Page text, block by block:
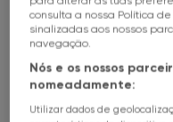
HALL OF FAME
SOBRE
FNAC Alfragide
FNAC AlgarveShopping
16Mayc18h00
ENTRADA LIVRE
RECEITAS PARA
consulta a nossa Política
sinalizadas aos nossos
navegação.
Nós e os nossos
nomeadamente:
Utilizar dados de